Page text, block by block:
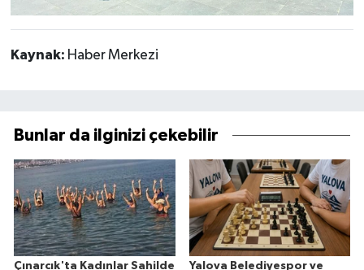
Kaynak: Haber Merkezi
Bunlar da ilginizi çekebilir
Çınarcık'ta Kadınlar Sahilde Yalova Belediyespor ve